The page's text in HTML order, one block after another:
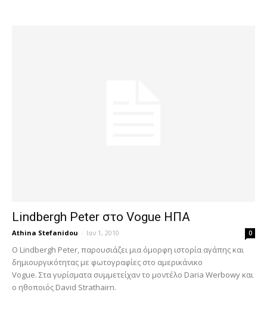
Lindbergh Peter στο Vogue ΗΠΑ
Athina Stefanidou - Ιαν 1, 2010 0
Ο Lindbergh Peter, παρουσιάζει μια όμορφη ιστορία αγάπης και
δημιουργικότητας με φωτογραφίες στο αμερικάνικο
Vogue. Στα γυρίσματα συμμετείχαν το μοντέλο Daria Werbowy και
ο ηθοποιός David Strathairn.